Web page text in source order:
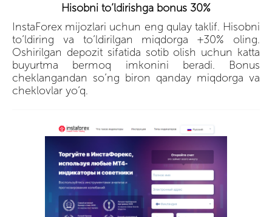
Hisobni to’ldirishga bonus 30%
InstaForex mijozlari uchun eng qulay taklif. Hisobni
to’ldiring va to’ldirilgan miqdorga +30% oling.
Oshirilgan depozit sifatida sotib olish uchun katta
buyurtma bermoq imkonini beradi. Bonus
cheklangandan so’ng biron qanday miqdorga va
cheklovlar yo’q.